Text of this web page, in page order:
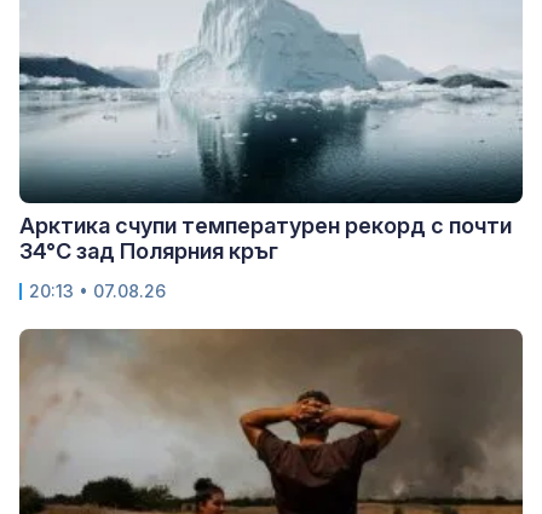
Арктика счупи температурен рекорд с почти
34°C зад Полярния кръг
20:13 • 07.08.26